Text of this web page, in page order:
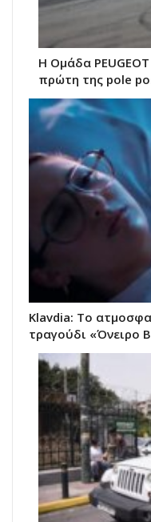
Η Ομάδα PEUGEOT
πρώτη της pole
Klavdia: Το
τραγούδι «Όνειρο